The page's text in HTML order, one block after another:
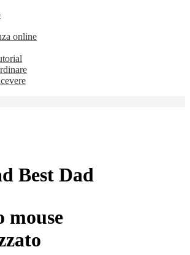
online
Best Dad
mouse